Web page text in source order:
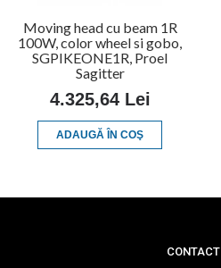
Moving head cu beam 1R
100W, color wheel si gobo,
SGPIKEONE1R, Proel
Sagitter
4.325,64 Lei
ADAUGĂ ÎN COŞ
CONTACT